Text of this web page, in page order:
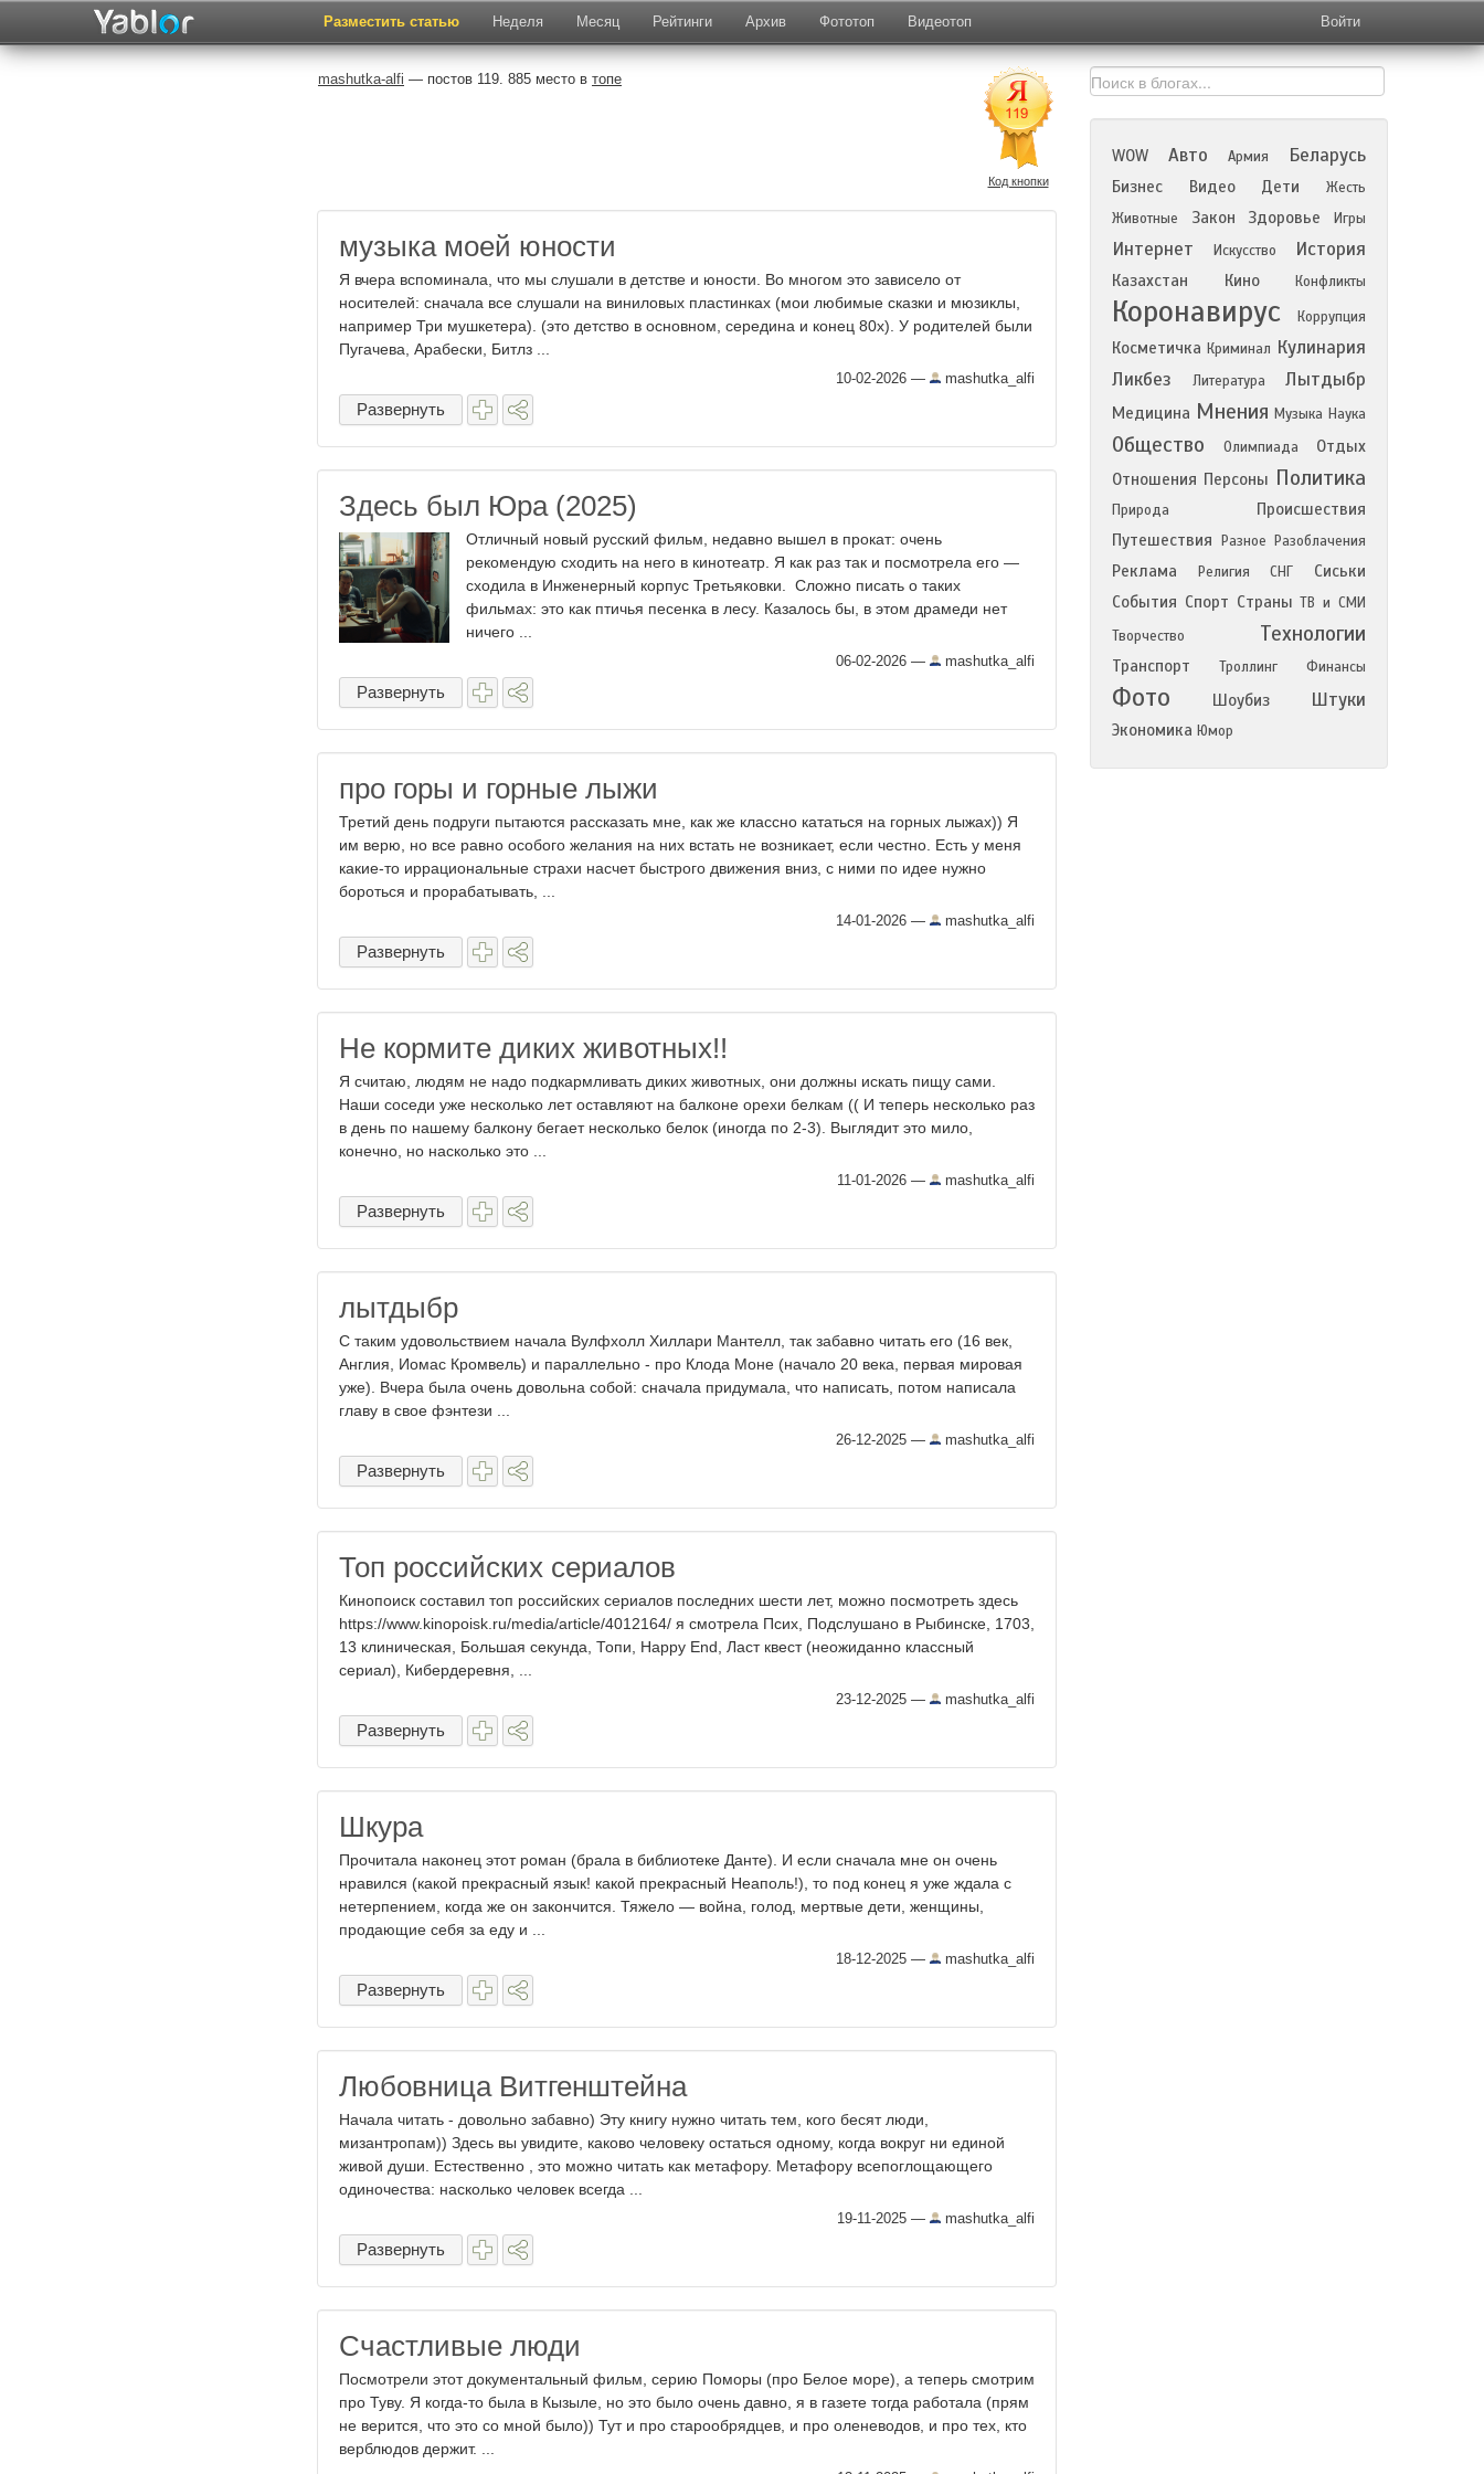
Разместить статью Неделя Месяц Рейтинги Архив Фототоп Видеотоп Войти
mashutka-alfi — постов 119. 885 место в топе
Код кнопки
музыка моей юности
Я вчера вспоминала, что мы слушали в детстве и юности. Во многом это зависело от
носителей: сначала все слушали на виниловых пластинках (мои любимые сказки и мюзиклы,
например Три мушкетера). (это детство в основном, середина и конец 80х). У родителей были
Пугачева, Арабески, Битлз ...
10-02-2026 — mashutka_alfi
Развернуть
Здесь был Юра (2025)
Отличный новый русский фильм, недавно вышел в прокат: очень
рекомендую сходить на него в кинотеатр. Я как раз так и посмотрела его —
сходила в Инженерный корпус Третьяковки. Сложно писать о таких
фильмах: это как птичья песенка в лесу. Казалось бы, в этом драмеди нет
ничего ...
06-02-2026 — mashutka_alfi
Развернуть
про горы и горные лыжи
Третий день подруги пытаются рассказать мне, как же классно кататься на горных лыжах)) Я
им верю, но все равно особого желания на них встать не возникает, если честно. Есть у меня
какие-то иррациональные страхи насчет быстрого движения вниз, с ними по идее нужно
бороться и прорабатывать, ...
14-01-2026 — mashutka_alfi
Развернуть
Не кормите диких животных!!
Я считаю, людям не надо подкармливать диких животных, они должны искать пищу сами.
Наши соседи уже несколько лет оставляют на балконе орехи белкам (( И теперь несколько раз
в день по нашему балкону бегает несколько белок (иногда по 2-3). Выглядит это мило,
конечно, но насколько это ...
11-01-2026 — mashutka_alfi
Развернуть
лытдыбр
С таким удовольствием начала Вулфхолл Хиллари Мантелл, так забавно читать его (16 век,
Англия, Иомас Кромвель) и параллельно - про Клода Моне (начало 20 века, первая мировая
уже). Вчера была очень довольна собой: сначала придумала, что написать, потом написала
главу в свое фэнтези ...
26-12-2025 — mashutka_alfi
Развернуть
Топ российских сериалов
Кинопоиск составил топ российских сериалов последних шести лет, можно посмотреть здесь
https://www.kinopoisk.ru/media/article/4012164/ я смотрела Псих, Подслушано в Рыбинске, 1703,
13 клиническая, Большая секунда, Топи, Happy End, Ласт квест (неожиданно классный
сериал), Кибердеревня, ...
23-12-2025 — mashutka_alfi
Развернуть
Шкура
Прочитала наконец этот роман (брала в библиотеке Данте). И если сначала мне он очень
нравился (какой прекрасный язык! какой прекрасный Неаполь!), то под конец я уже ждала с
нетерпением, когда же он закончится. Тяжело — война, голод, мертвые дети, женщины,
продающие себя за еду и ...
18-12-2025 — mashutka_alfi
Развернуть
Любовница Витгенштейна
Начала читать - довольно забавно) Эту книгу нужно читать тем, кого бесят люди,
мизантропам)) Здесь вы увидите, каково человеку остаться одному, когда вокруг ни единой
живой души. Естественно , это можно читать как метафору. Метафору всепоглощающего
одиночества: насколько человек всегда ...
19-11-2025 — mashutka_alfi
Развернуть
Счастливые люди
Посмотрели этот документальный фильм, серию Поморы (про Белое море), а теперь смотрим
про Туву. Я когда-то была в Кызыле, но это было очень давно, я в газете тогда работала (прям
не верится, что это со мной было)) Тут и про старообрядцев, и про оленеводов, и про тех, кто
верблюдов держит. ...
WOW Авто Армия Беларусь
Бизнес Видео Дети
Жесть
Животные
Закон Здоровье Игры
Интернет Искусство История
Казахстан Кино Конфликты
Коронавирус Коррупция
Косметичка Криминал Кулинария
Ликбез
Литература Лытдыбр
Медицина Мнения Музыка Наука
Общество Олимпиада
Отдых
Отношения Персоны Политика
Природа
Происшествия
Путешествия
Разное Разоблачения
Реклама Религия СНГ
Сиськи
События Спорт Страны ТВ и СМИ
Творчество
Технологии
Транспорт Троллинг Финансы
Фото Шоубиз Штуки
Экономика Юмор